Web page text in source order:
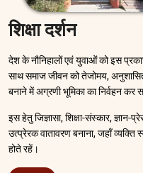
शिक्षा दर्शन
देश के नौनिहालों एवं युवाओं को इस
साथ समाज जीवन को तेजोमय,
बनाने में अग्रणी भूमिका का निर्वहन कर
इस हेतु जिज्ञासा, शिक्षा-संस्कार, ज्ञान-
उत्प्रेरक वातावरण बनाना, जहाँ व्यक्ति
होते रहें।